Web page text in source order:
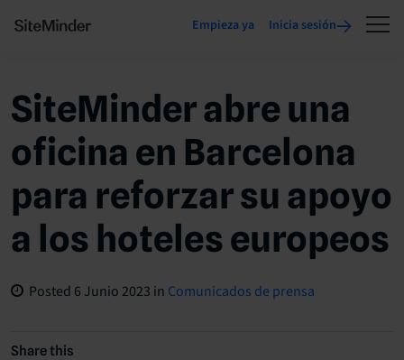
Empieza ya Inicia sesión
SiteMinder abre una
oficina en Barcelona
para reforzar su apoyo
a los hoteles europeos
Posted 6 Junio 2023 in Comunicados de prensa
Share this